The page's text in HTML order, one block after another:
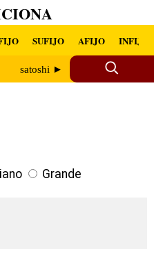
SUFIJO AFIJO INFIJO
satoshi ►
Grande